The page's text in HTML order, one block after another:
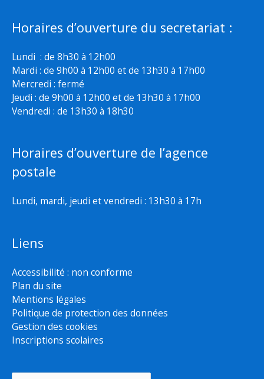
Horaires d’ouverture du secretariat :
Lundi : de 8h30 à 12h00
Mardi : de 9h00 à 12h00 et de 13h30 à 17h00
Mercredi : fermé
Jeudi : de 9h00 à 12h00 et de 13h30 à 17h00
Vendredi : de 13h30 à 18h30
Horaires d’ouverture de l’agence
postale
Lundi, mardi, jeudi et vendredi : 13h30 à 17h
Liens
Accessibilité : non conforme
Plan du site
Mentions légales
Politique de protection des données
Gestion des cookies
Inscriptions scolaires